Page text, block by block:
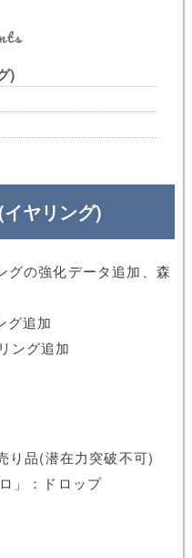
)
ヤリング)
の強化データ追加、森
グ追加
ング追加
り品(潜在力突破不可)
」：ドロップ